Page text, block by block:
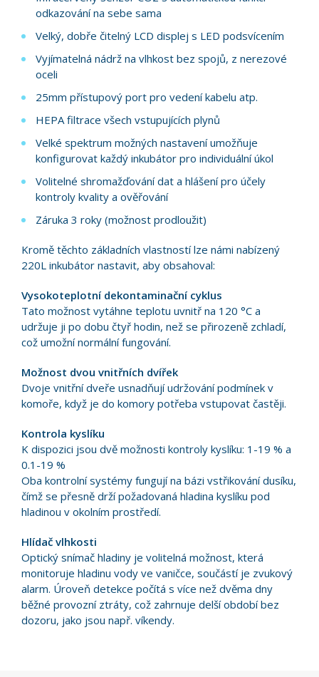
odkazování na sebe sama
Velký, dobře čitelný LCD displej s LED podsvícením
Vyjímatelná nádrž na vlhkost bez spojů, z nerezové
oceli
25mm přístupový port pro vedení kabelu atp.
HEPA filtrace všech vstupujících plynů
Velké spektrum možných nastavení umožňuje
konfigurovat každý inkubátor pro individuální úkol
Volitelné shromažďování dat a hlášení pro účely
kontroly kvality a ověřování
Záruka 3 roky (možnost prodloužit)
Kromě těchto základních vlastností lze námi nabízený
220L inkubátor nastavit, aby obsahoval:
Vysokoteplotní dekontaminační cyklus
Tato možnost vytáhne teplotu uvnitř na 120 °C a
udržuje ji po dobu čtyř hodin, než se přirozeně zchladí,
což umožní normální fungování.
Možnost dvou vnitřních dvířek
Dvoje vnitřní dveře usnadňují udržování podmínek v
komoře, když je do komory potřeba vstupovat častěji.
Kontrola kyslíku
K dispozici jsou dvě možnosti kontroly kyslíku: 1-19 % a
0.1-19 %
Oba kontrolní systémy fungují na bázi vstřikování dusíku,
čímž se přesně drží požadovaná hladina kyslíku pod
hladinou v okolním prostředí.
Hlídač vlhkosti
Optický snímač hladiny je volitelná možnost, která
monitoruje hladinu vody ve vaničce, součástí je zvukový
alarm. Úroveň detekce počítá s více než dvěma dny
běžné provozní ztráty, což zahrnuje delší období bez
dozoru, jako jsou např. víkendy.